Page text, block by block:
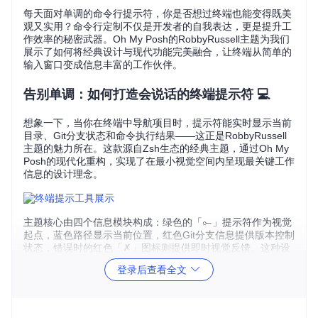
每天面对单调的命令行提示符，你是否想过终端也能变得既美
观又实用？命令行定制不仅是开发者的自我表达，更是提升工
作效率的秘密武器。Oh My Posh的RobbyRussell主题为我们
展示了如何将经典设计与现代功能完美融合，让终端从简单的
输入窗口变成信息丰富的工作伙伴。
告别单调：如何打造会说话的终端提示符 💻
想象一下，当你在终端中导航项目时，提示符能实时显示当前
目录、Git分支状态和命令执行结果——这正是RobbyRussell
主题的魅力所在。这款源自Zsh生态的经典主题，通过Oh My
Posh的现代化重构，实现了在最小视觉空间内呈现最关键工作
信息的设计理念。
主题核心由四个信息模块构成：绿色的「⟜」提示符作为视觉
起点，蓝色路径显示当前位置，红色Git分支信息提供版本控制
状态，错误时的红色「✗」图标则提供即时视觉反馈。这种设
计确保你在任何目录下都能一目了然地掌握关键信息，同时保
登录后查看全文